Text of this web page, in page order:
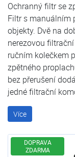
Ochranný filtr se
Filtr s manuálním
objekty. Dvě na
nerezovou
ručním kolečkem
zpětného
bez přerušení
jedné filtrační
Více
DOPRAVA
ZDARMA